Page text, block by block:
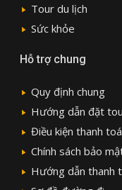
Tour du lịch
Sức khỏe
Hỗ trợ chung
Quy định chung
Hướng dẫn đặt
Điều kiện thanh
Chính sách bảo
Hướng dẫn thanh